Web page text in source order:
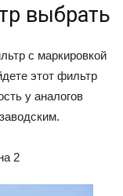
выбрать
с маркировкой
этот фильтр
у аналогов